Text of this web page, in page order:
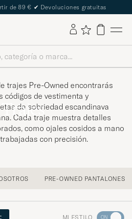
de 89 € ✔ Devoluciones gratuitas
trajes Pre-Owned encontrarás
códigos de vestimenta y
de sobriedad escandinava
Cada traje muestra detalles
como ojales cosidos a mano
con precisión.
PRE-OWNED PANTALONES
MI ESTILO